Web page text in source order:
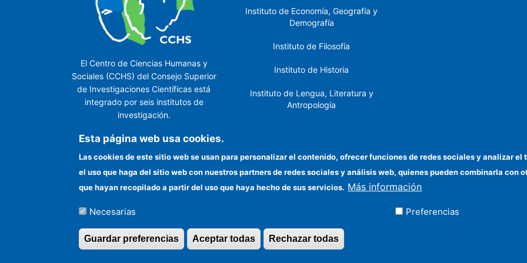
El Centro de Ciencias Humanas y
Sociales (CCHS) del Consejo Superior
de Investigaciones Científicas está
integrado por seis institutos de
investigación.
Instituto de Economía, Geografía y
Demografía
Instituto de Filosofía
Instituto de Historia
Instituto de Lengua, Literatura y
Antropología
Próximo
Instituto de Políticas y Bienes
Públicos
©Copyright 2026 Todos los derechos reservados
Esta página web usa cookies.
Las cookies de este sitio web se usan para personalizar el contenido, ofrecer funciones de redes sociales y analizar
el uso que haga del sitio web con nuestros partners de redes sociales y análisis web, quienes pueden combinarla con
que hayan recopilado a partir del uso que haya hecho de sus servicios. Más información
Necesarias Preferencias
Guardar preferencias Rechazar todas
Aceptar todas